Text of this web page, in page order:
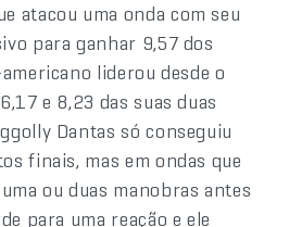
atacou uma onda com seu
para ganhar 9,57 dos
liderou desde o
e 8,23 das suas duas
Dantas só conseguiu
finais, mas em ondas que
ou duas manobras antes
para uma reação e ele